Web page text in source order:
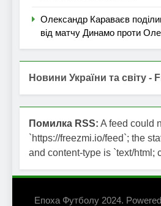
Олександр Караваєв
від матчу Динамо проти
Новини України та світу -
Помилка RSS: A feed could
`https://freezmi.io/feed`; the
and content-type is `text/html;
Епоха Футболу 2024.